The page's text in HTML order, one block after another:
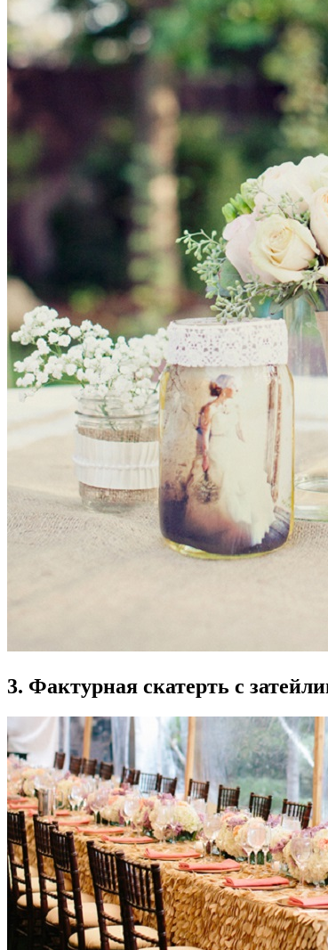
3. Фактурная скатерть с